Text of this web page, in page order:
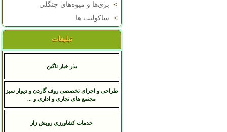
> بری‌ها و میوه‌های جنگلی
> ساکولنت ها
تبلیغات
بذر خیار ناگین
طراحی و اجرای تخصصی روف گاردن و دیوار سبز
مجتمع های تجاری و اداری و ...
خدمات کشاورزي رويش زار